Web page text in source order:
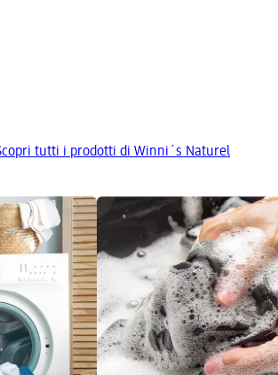
tutti i prodotti di Winni´s Naturel